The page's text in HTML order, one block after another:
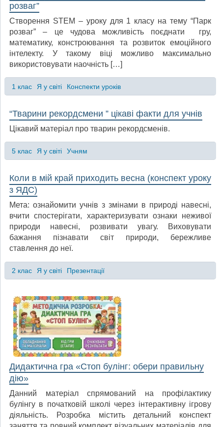
розваг”
Створення STEM – уроку для 1 класу на тему “Парк
розваг” – це чудова можливість поєднати гру,
математику, констроювання та розвиток емоційного
інтелекту. У такому віці можливо максимально
використовувати наочність […]
1 клас Я у світі Конспекти уроків
“Тварини рекордсмени ” цікаві факти для учнів
Цікавий матеріал про тварин рекордсменів.
5 клас Я у світі Учням
Коли в мій край приходить весна (конспект уроку
з ЯДС)
Мета: ознайомити учнів з змінами в природі навесні,
вчити спостерігати, характеризувати ознаки неживої
природи навесні, розвивати увагу. Виховувати
бажання пізнавати світ природи, бережливе
ставлення до неї.
2 клас Я у світі Презентації
Дидактична гра «Стоп булінг: обери правильну
дію»
Данний матеріал спрямований на профілактику
булінгу в початковій школі через інтерактивну ігрову
діяльність. Розробка містить детальний конспект